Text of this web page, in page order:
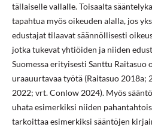
tällaiselle vallalle. Toisaalta
tapahtua myös oikeuden alalla, jos
edustajat tilaavat säännöllisesti
jotka tukevat yhtiöiden ja niiden
Suomessa erityisesti Santtu
uraauurtavaa työtä (Raitasuo 2018a;
2022; vrt. Conlow 2024). Myös
uhata esimerkiksi niiden
tarkoittaa esimerkiksi sääntöjen